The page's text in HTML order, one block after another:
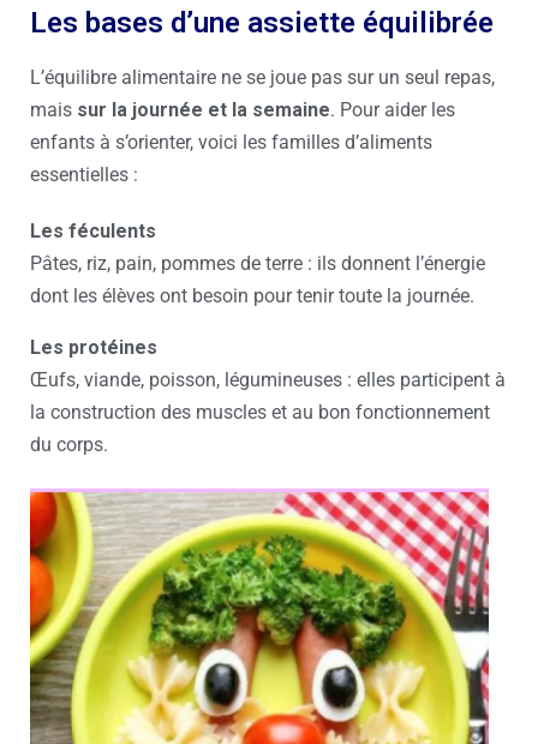
Les bases d’une assiette équilibrée
L’équilibre alimentaire ne se joue pas sur un seul repas,
mais sur la journée et la semaine. Pour aider les
enfants à s’orienter, voici les familles d’aliments
essentielles :
Les féculents
Pâtes, riz, pain, pommes de terre : ils donnent l’énergie
dont les élèves ont besoin pour tenir toute la journée.
Les protéines
Œufs, viande, poisson, légumineuses : elles participent à
la construction des muscles et au bon fonctionnement
du corps.